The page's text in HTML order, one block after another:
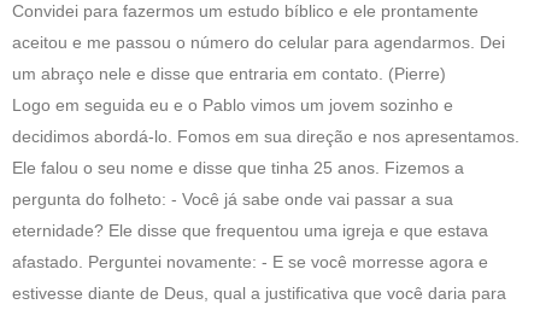
Convidei para fazermos um estudo bíblico e ele prontamente
aceitou e me passou o número do celular para agendarmos. Dei
um abraço nele e disse que entraria em contato. (Pierre)
Logo em seguida eu e o Pablo vimos um jovem sozinho e
decidimos abordá-lo. Fomos em sua direção e nos apresentamos.
Ele falou o seu nome e disse que tinha 25 anos. Fizemos a
pergunta do folheto: - Você já sabe onde vai passar a sua
eternidade? Ele disse que frequentou uma igreja e que estava
afastado. Perguntei novamente: - E se você morresse agora e
estivesse diante de Deus, qual a justificativa que você daria para